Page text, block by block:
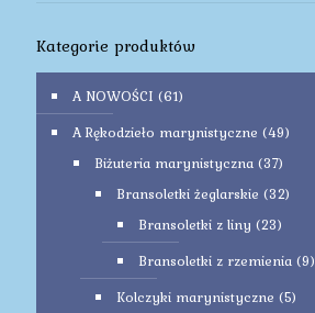
Kategorie produktów
A NOWOŚCI (61)
A Rękodzieło marynistyczne (49)
Biżuteria marynistyczna (37)
Bransoletki żeglarskie (32)
Bransoletki z liny (23)
Bransoletki z rzemienia (9)
Kolczyki marynistyczne (5)